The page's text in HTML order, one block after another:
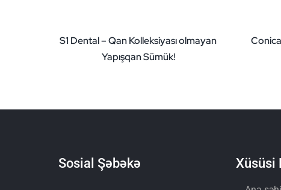
S1 Dental – Qan Kolleksiyası olmayan
Yapışqan Sümük!
Sosial Şəbəkə Xüsüsi